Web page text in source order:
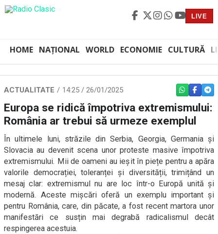
LIVE
HOME NAȚIONAL WORLD ECONOMIE CULTURĂ
ACTUALITATE 14:25 / 26/01/2025 WHATSAPP
Europa se ridică împotriva extremismului:
România ar trebui să urmeze exemplul
În ultimele luni, străzile din Serbia, Georgia, Germania și
Slovacia au devenit scena unor proteste masive împotriva
extremismului. Mii de oameni au ieșit în piețe pentru a apăra
valorile democrației, toleranței și diversității, trimițând un
mesaj clar: extremismul nu are loc într-o Europă unită și
modernă. Aceste mișcări oferă un exemplu important și
pentru România, care, din păcate, a fost recent martora unor
manifestări ce susțin mai degrabă radicalismul decât
respingerea acestuia.